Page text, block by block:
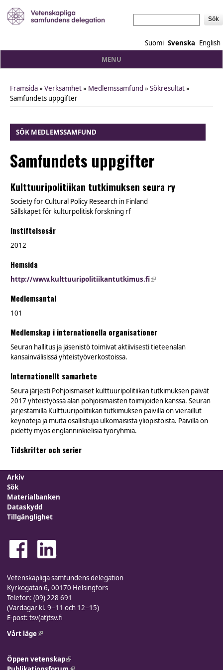
Suomi Svenska English
MENU
You are here
Framsida»Verksamhet» Medlemssamfund »Sökresultat»
Samfundets uppgifter
SÖK MEDLEMSSAMFUND
Samfundets uppgifter
Kulttuuripolitiikan tutkimuksen seura ry
Society for Cultural Policy Research in Finland
Sällskapet för kulturpolitisk forskning rf
Instiftelsesår
2012
Hemsida
http://www.kulttuuripolitiikantutkimus.fi(link is external)
Medlemsantal
101
Medlemskap i internationella organisationer
Seuran hallitus ja jäsenistö toimivat aktiivisesti tieteenalan
kansainvälisissä yhteistyöverkostoissa.
Internationellt samarbete
Seura järjesti Pohjoismaiset kulttuuripolitiikan tutkimuksen päivät
2017 yhteistyössä alan pohjoismaisten toimijoiden kanssa. Seuran
järjestämillä Kulttuuripolitiikan tutkimuksen päivillä on vieraillut
keynoteja ja muita osallistujia ulkomaisista yliopistoista. Päivillä on
pidetty myös englanninkielisiä työryhmiä.
Tidskrifter och serier
Arkiv
Sök
Materialbanken
Dataskydd
Tillgänglighet
Vetenskapliga samfundens delegation
Kyrkogatan 6, 00170 Helsingfors
Telefon: (09) 228 691
(Vardagar kl. 9−11 och 12−15)
E-post: tsv(at)tsv.fi
Vårt läge(link is external)
Öppen vetenskap(link is external)